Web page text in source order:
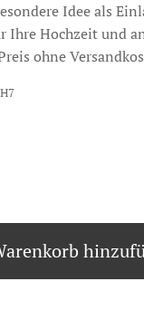
Idee als
Ihre Hochzeit und
ohne